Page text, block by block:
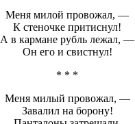
Меня милой провожал, —
К стеночке притиснул!
А в кармане рубль лежал, —
Он его и свистнул!
* * *
Меня милый провожал, —
Завалил на борону!